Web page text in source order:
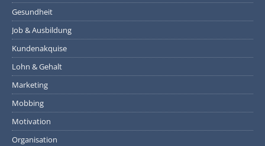
Gesundheit
Job & Ausbildung
Kundenakquise
Lohn & Gehalt
Marketing
Mobbing
Motivation
Organisation